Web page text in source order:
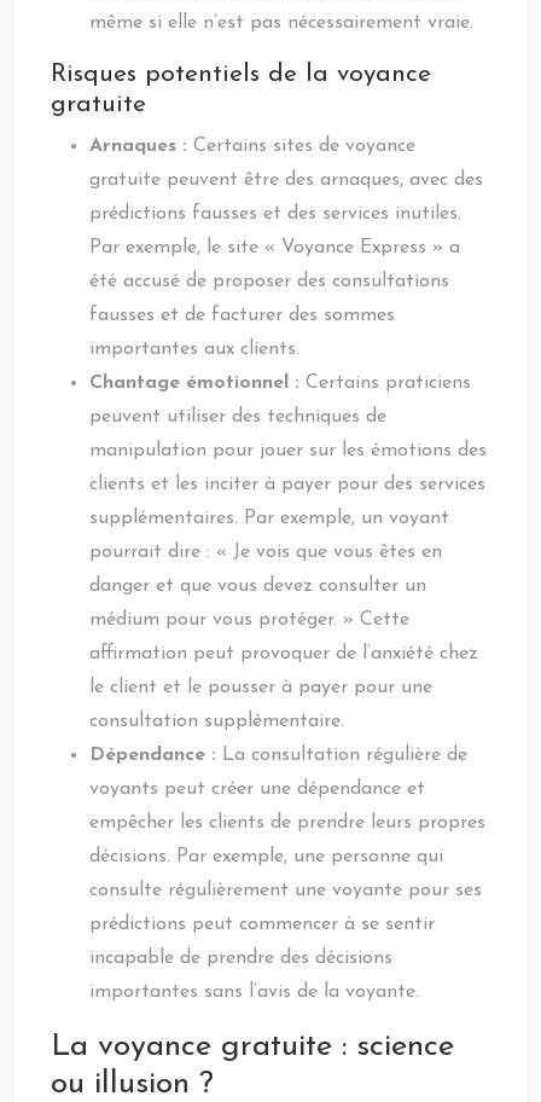
même si elle n’est pas nécessairement vraie.
Risques potentiels de la voyance
gratuite
Arnaques : Certains sites de voyance
gratuite peuvent être des arnaques, avec des
prédictions fausses et des services inutiles.
Par exemple, le site « Voyance Express » a
été accusé de proposer des consultations
fausses et de facturer des sommes
importantes aux clients.
Chantage émotionnel : Certains praticiens
peuvent utiliser des techniques de
manipulation pour jouer sur les émotions des
clients et les inciter à payer pour des services
supplémentaires. Par exemple, un voyant
pourrait dire : « Je vois que vous êtes en
danger et que vous devez consulter un
médium pour vous protéger. » Cette
affirmation peut provoquer de l’anxiété chez
le client et le pousser à payer pour une
consultation supplémentaire.
Dépendance : La consultation régulière de
voyants peut créer une dépendance et
empêcher les clients de prendre leurs propres
décisions. Par exemple, une personne qui
consulte régulièrement une voyante pour ses
prédictions peut commencer à se sentir
incapable de prendre des décisions
importantes sans l’avis de la voyante.
La voyance gratuite : science
ou illusion ?